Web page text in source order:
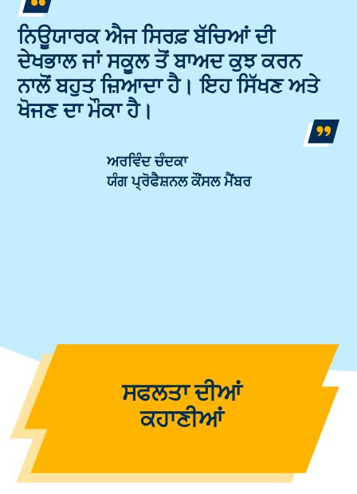
ਨਿਊਯਾਰਕ ਐਜ ਸਿਰਫ਼ ਬੱਚਿਆਂ ਦੀ
ਦੇਖਭਾਲ ਜਾਂ ਸਕੂਲ ਤੋਂ ਬਾਅਦ ਕੁਝ ਕਰਨ
ਨਾਲੋਂ ਬਹੁਤ ਜ਼ਿਆਦਾ ਹੈ। ਇਹ ਸਿੱਖਣ ਅਤੇ
ਖੋਜਣ ਦਾ ਮੌਕਾ ਹੈ।
ਅਰਵਿੰਦ ਚੰਦਕਾ
ਯੰਗ ਪ੍ਰੋਫੈਸ਼ਨਲ ਕੌਂਸਲ ਮੈਂਬਰ
ਸਫਲਤਾ ਦੀਆਂ
ਕਹਾਣੀਆਂ